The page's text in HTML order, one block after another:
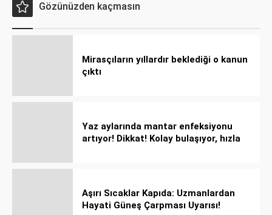
Gözünüzden kaçmasın
Mirasçıların yıllardır beklediği o kanun
çıktı
Yaz aylarında mantar enfeksiyonu
artıyor! Dikkat! Kolay bulaşıyor, hızla
Aşırı Sıcaklar Kapıda: Uzmanlardan
Hayati Güneş Çarpması Uyarısı!